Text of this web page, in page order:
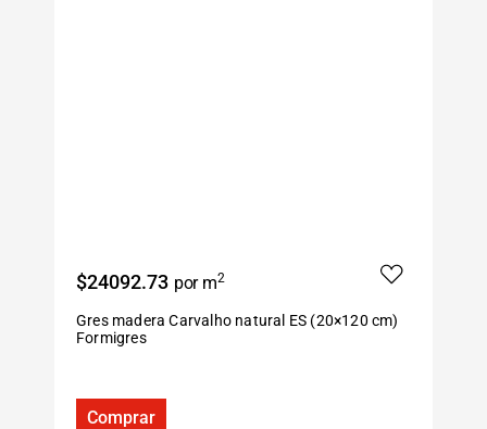
$24092.73 por m2
Gres madera Carvalho natural ES (20×120 cm)
Formigres
Comprar